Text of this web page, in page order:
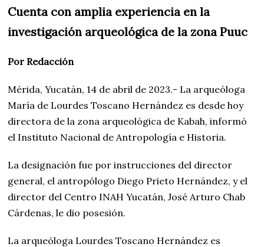
Cuenta con amplia experiencia en la
investigación arqueológica de la zona Puuc
Por Redacción
Mérida, Yucatán, 14 de abril de 2023.- La arqueóloga
María de Lourdes Toscano Hernández es desde hoy
directora de la zona arqueológica de Kabah, informó
el Instituto Nacional de Antropología e Historia.
La designación fue por instrucciones del director
general, el antropólogo Diego Prieto Hernández, y el
director del Centro INAH Yucatán, José Arturo Chab
Cárdenas, le dio posesión.
La arqueóloga Lourdes Toscano Hernández es